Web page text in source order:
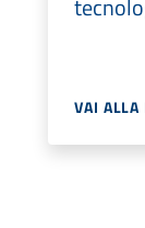
VAI ALLA